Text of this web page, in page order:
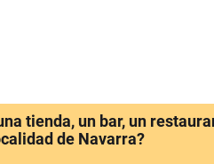
tienda, un bar, un
de Navarra?